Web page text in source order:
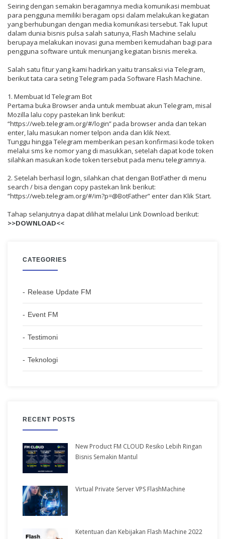
Seiring dengan semakin beragamnya media komunikasi membuat
para pengguna memiliki beragam opsi dalam melakukan kegiatan
yang berhubungan dengan media komunikasi tersebut. Tak luput
dalam dunia bisnis pulsa salah satunya, Flash Machine selalu
berupaya melakukan inovasi guna memberi kemudahan bagi para
pengguna software untuk menunjang kegiatan bisnis mereka.
Salah satu fitur yang kami hadirkan yaitu transaksi via Telegram,
berikut tata cara seting Telegram pada Software Flash Machine.
1. Membuat Id Telegram Bot
Pertama buka Browser anda untuk membuat akun Telegram, misal
Mozilla lalu copy pastekan link berikut:
“https://web.telegram.org/#/login” pada browser anda dan tekan
enter, lalu masukan nomer telpon anda dan klik Next.
Tunggu hingga Telegram memberikan pesan konfirmasi kode token
melalui sms ke nomor yang di masukkan, setelah dapat kode token
silahkan masukan kode token tersebut pada menu telegramnya.
2. Setelah berhasil login, silahkan chat dengan BotFather di menu
search / bisa dengan copy pastekan link berikut:
“https://web.telegram.org/#/im?p=@BotFather” enter dan Klik Start.
Tahap selanjutnya dapat dilihat melalui Link Download berikut:
>>DOWNLOAD<<
CATEGORIES
Release Update FM
Event FM
Testimoni
Teknologi
RECENT POSTS
New Product FM CLOUD Resiko Lebih Ringan
Bisnis Semakin Mantul
Virtual Private Server VPS FlashMachine
Ketentuan dan Kebijakan Flash Machine 2022